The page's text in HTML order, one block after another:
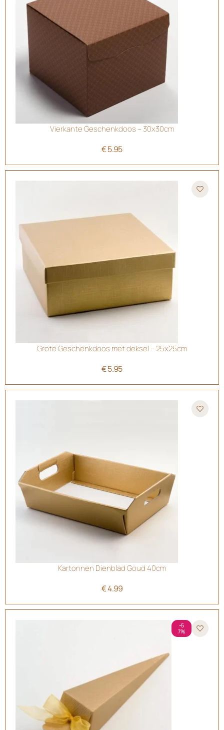
Vierkante Geschenkdoos – 30x30cm
€5.95
Grote Geschenkdoos met deksel – 25x25cm
€5.95
Kartonnen Dienblad Goud 40cm
€4.99
-5
7%